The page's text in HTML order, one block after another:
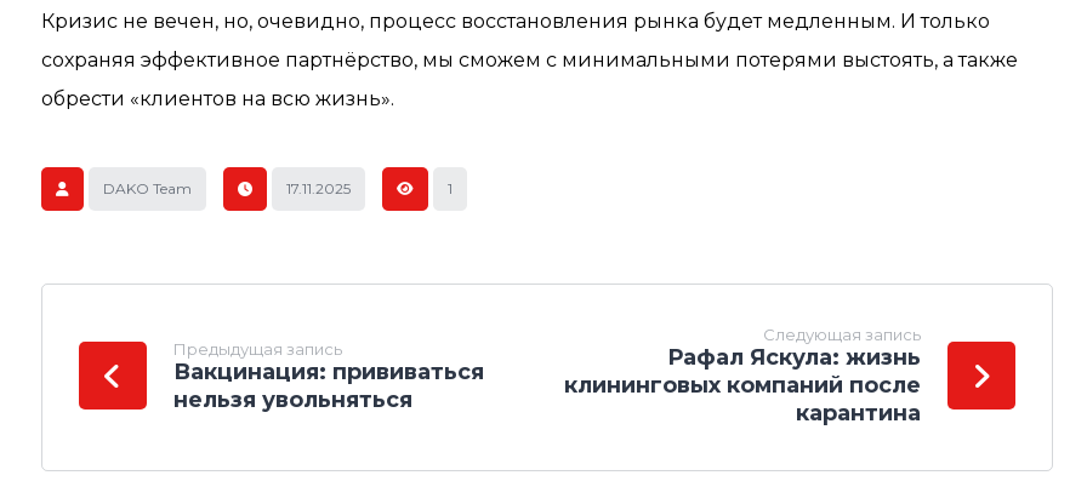
Кризис не вечен, но, очевидно, процесс восстановления рынка будет медленным. И только
сохраняя эффективное партнёрство, мы сможем с минимальными потерями выстоять, а также
обрести «клиентов на всю жизнь».
DAKO Team 17.11.2025 1
Предыдущая запись
Вакцинация: прививаться
нельзя увольняться
Следующая запись
Рафал Яскула: жизнь
клининговых компаний после
карантина